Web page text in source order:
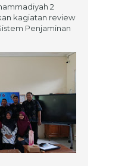
2
kagiatan review
Penjaminan